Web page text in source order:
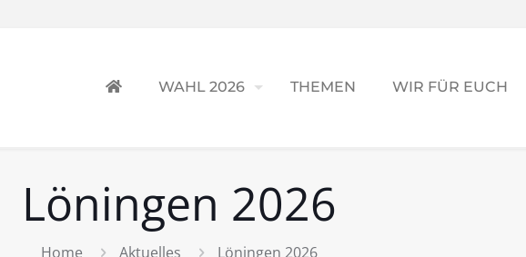
WAHL 2026 THEMEN WIR FÜR EUCH
Löningen 2026
Home Aktuelles Löningen 2026